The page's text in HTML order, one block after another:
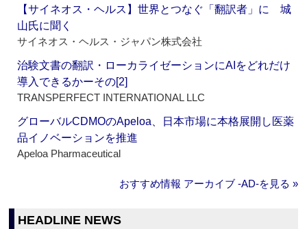
【サイネオス・ヘルス】世界とつなぐ「翻訳者」に 城
山氏に聞く
サイネオス・ヘルス・ジャパン株式会社
治験文書の翻訳・ローカライゼーションにAIをどれだけ
導入できるかーその[2]
TRANSPERFECT INTERNATIONAL LLC
グローバルCDMOのApeloa、日本市場に本格展開し医薬
品イノベーションを推進
Apeloa Pharmaceutical
おすすめ情報 アーカイブ ‐AD‐を見る »
HEADLINE NEWS